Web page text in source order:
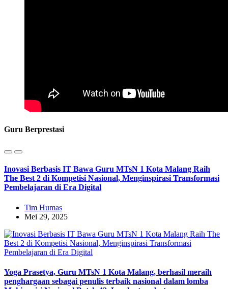
Guru Berprestasi
Inovasi Berbasis IT Bawa Guru MTsN 1 Kota Malang Raih
The Best 2 di Kompetisi Nasional, Menginspirasi Transformasi
Pembelajaran di Era Digital
Tim Humas
Mei 29, 2025
Yoga Prasetya, Guru MTsN 1 Kota Malang, berhasil meraih
penghargaan sebagai penulis terbaik nasional dalam lomba